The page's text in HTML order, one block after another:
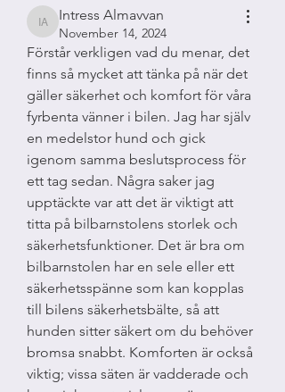
Intress Almavvan
Intress Almavvan
November 14, 2024
Förstår verkligen vad du menar, det
finns så mycket att tänka på när det
gäller säkerhet och komfort för våra
fyrbenta vänner i bilen. Jag har själv
en medelstor hund och gick
igenom samma beslutsprocess för
ett tag sedan. Några saker jag
upptäckte var att det är viktigt att
titta på bilbarnstolens storlek och
säkerhetsfunktioner. Det är bra om
bilbarnstolen har en sele eller ett
säkerhetsspänne som kan kopplas
till bilens säkerhetsbälte, så att
hunden sitter säkert om du behöver
bromsa snabbt. Komforten är också
viktig; vissa säten är vadderade och